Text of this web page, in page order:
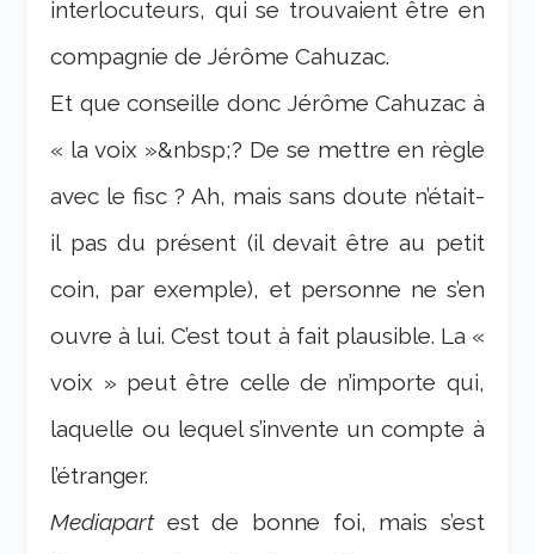
interlocuteurs, qui se trouvaient être en
compagnie de Jérôme Cahuzac.
Et que conseille donc Jérôme Cahuzac à
« la voix »&nbsp;? De se mettre en règle
avec le fisc ? Ah, mais sans doute n’était-
il pas du présent (il devait être au petit
coin, par exemple), et personne ne s’en
ouvre à lui. C’est tout à fait plausible. La «
voix » peut être celle de n’importe qui,
laquelle ou lequel s’invente un compte à
l’étranger.
Mediapart est de bonne foi, mais s’est